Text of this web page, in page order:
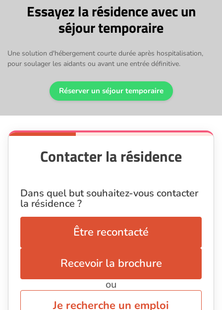
Essayez la résidence avec un
séjour temporaire
Une solution d'hébergement courte durée après hospitalisation,
pour soulager les aidants ou avant une entrée définitive.
Réserver un séjour temporaire
Contacter la résidence
Dans quel but souhaitez-vous contacter
la résidence ?
Être recontacté
Recevoir la brochure
ou
Je recherche un emploi